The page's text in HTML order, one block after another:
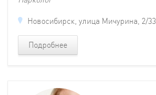
Новосибирск, улица Мичурина, 2/33
Подробнее